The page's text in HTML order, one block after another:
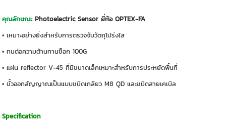
คุณลักษณะPhotoelectric Sensor ยี่ห้อ OPTEX-FA
• เหมาะอย่างยิ่งสำหรับการตรวจจับวัตถุโปร่งใส
• ทนต่อความต้านทานช็อก 100G
• แผ่น reflector V-45 ที่มีขนาดเล็กเหมาะสำหรับการประหยัดพื้นที่
• ขั้วออกสัญญาณเป็นแบบชนิดเกลียว M8 QD และชนิดสายเคเบิล
Specification